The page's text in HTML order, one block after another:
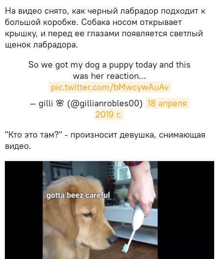
На видео снято, как черный лабрадор подходит к
большой коробке. Собака носом открывает
крышку, и перед ее глазами появляется светлый
щенок лабрадора.
So we got my dog a puppy today and this
was her reaction...
pic.twitter.com/bMwcywAuAv
— gilli 🌸 (@gillianrobles00) 18 апреля
2019 г.
​"Кто это там?" - произносит девушка, снимающая
видео.